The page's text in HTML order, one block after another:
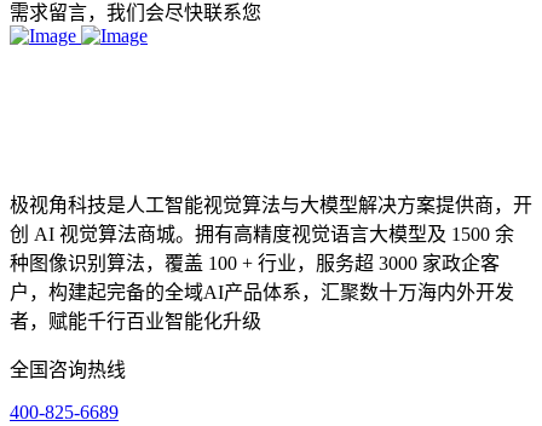
需求留言，我们会尽快联系您
极视角科技是人工智能视觉算法与大模型解决方案提供商，开
创 AI 视觉算法商城。拥有高精度视觉语言大模型及 1500 余
种图像识别算法，覆盖 100 + 行业，服务超 3000 家政企客
户，构建起完备的全域AI产品体系，汇聚数十万海内外开发
者，赋能千行百业智能化升级
全国咨询热线
400-825-6689